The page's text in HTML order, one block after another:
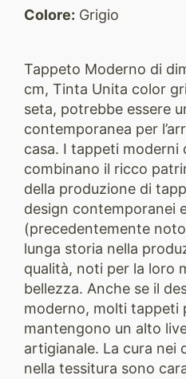
Colore: Grigio
Tappeto Moderno di
cm, Tinta Unita color
seta, potrebbe essere
contemporanea per
casa. I tappeti moderni
combinano il ricco
della produzione di
design contemporanei
(precedentemente
lunga storia nella
qualità, noti per la loro
bellezza. Anche se il
moderno, molti tappeti
mantengono un alto
artigianale. La cura nei
nella tessitura sono